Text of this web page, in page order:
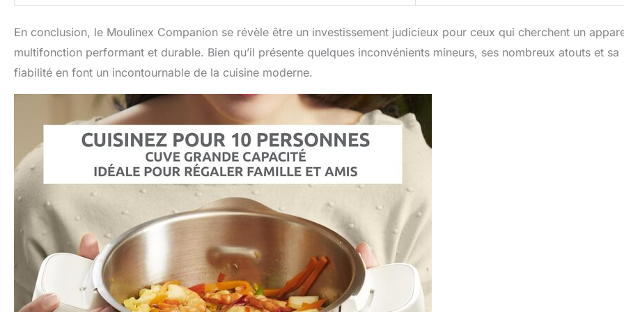
En conclusion, le Moulinex Companion se révèle être un investissement judicieux pour ceux qui cherchent un
multifonction performant et durable. Bien qu’il présente quelques inconvénients mineurs, ses nombreux atouts et sa
fiabilité en font un incontournable de la cuisine moderne.